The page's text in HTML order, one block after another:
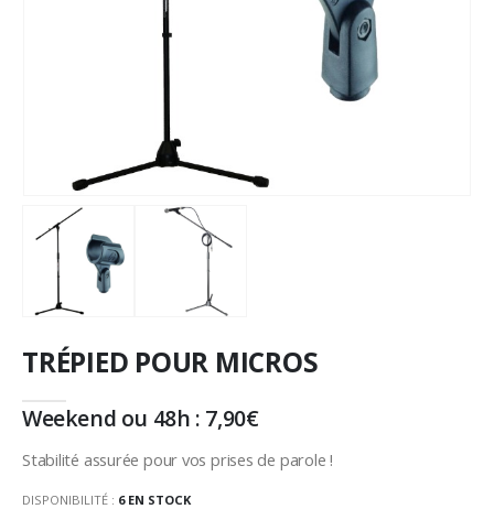
TRÉPIED POUR MICROS
Weekend ou 48h : 7,90€
Stabilité assurée pour vos prises de parole !
DISPONIBILITÉ : 6 EN STOCK